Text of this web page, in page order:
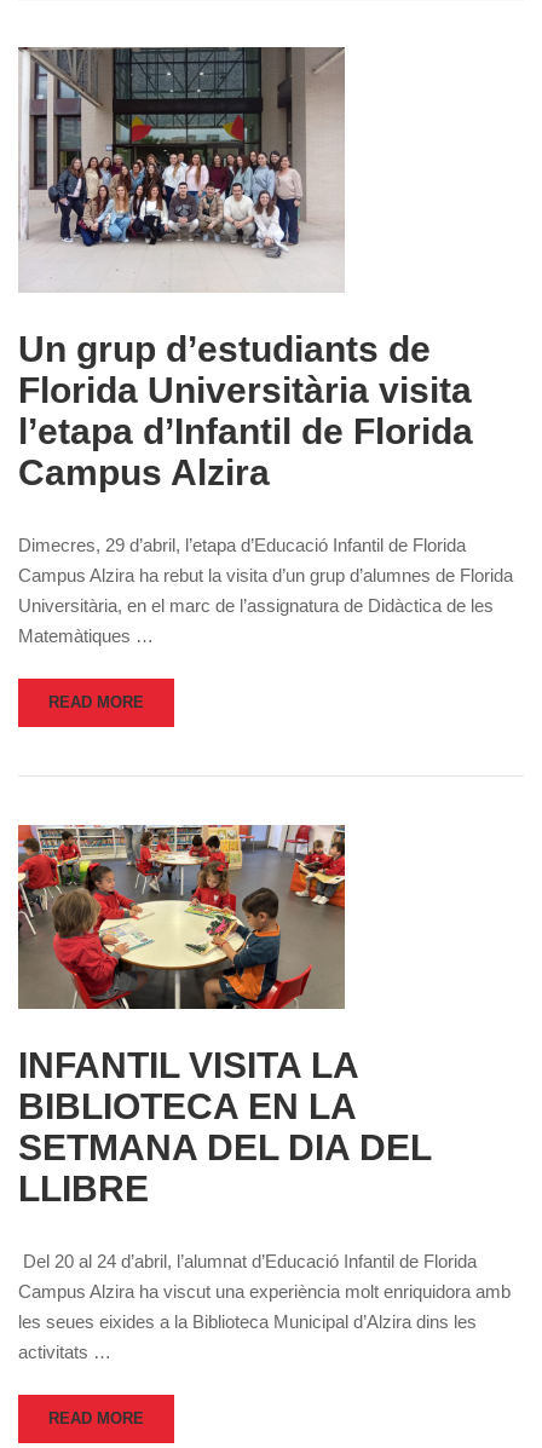
Un grup d’estudiants de
Florida Universitària visita
l’etapa d’Infantil de Florida
Campus Alzira
Dimecres, 29 d’abril, l’etapa d’Educació Infantil de Florida
Campus Alzira ha rebut la visita d’un grup d’alumnes de Florida
Universitària, en el marc de l’assignatura de Didàctica de les
Matemàtiques …
READ MORE
INFANTIL VISITA LA
BIBLIOTECA EN LA
SETMANA DEL DIA DEL
LLIBRE
Del 20 al 24 d’abril, l’alumnat d’Educació Infantil de Florida
Campus Alzira ha viscut una experiència molt enriquidora amb
les seues eixides a la Biblioteca Municipal d’Alzira dins les
activitats …
READ MORE